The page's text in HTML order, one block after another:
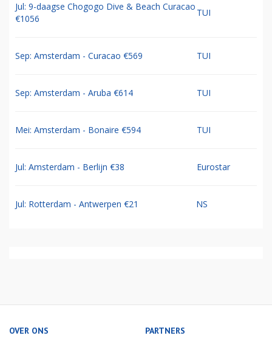
Jul: 9-daagse Chogogo Dive & Beach Curacao
€1056
TUI
Sep: Amsterdam - Curacao €569 TUI
Sep: Amsterdam - Aruba €614 TUI
Mei: Amsterdam - Bonaire €594 TUI
Jul: Amsterdam - Berlijn €38 Eurostar
Jul: Rotterdam - Antwerpen €21 NS
OVER ONS PARTNERS